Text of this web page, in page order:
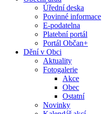
Úřední deska
Povinné informace
E-podatelna
Platební portál
Portál Občan+
Dění v Obci
Aktuality
Fotogalerie
Akce
Obec
Ostatní
Novinky